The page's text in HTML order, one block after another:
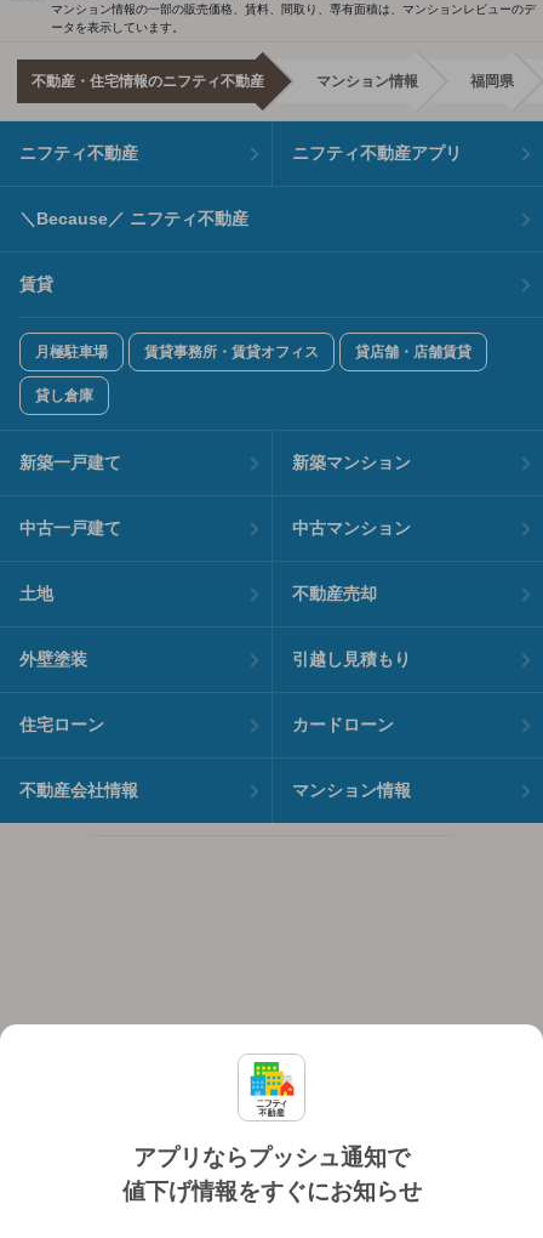
アプリならプッシュ通知で
値下げ情報をすぐにお知らせ
マンション情報の一部の販売価格、賃料、間取り、専有面積は、マンションレビューのデ
ータを表示しています。
不動産・住宅情報のニフティ不動産 マンション情報 福岡県
ニフティ不動産 ニフティ不動産アプリ
＼Because／ ニフティ不動産
賃貸
月極駐車場 賃貸事務所・賃貸オフィス 貸店舗・店舗賃貸
貸し倉庫
新築一戸建て 新築マンション
中古一戸建て 中古マンション
土地 不動産売却
外壁塗装 引越し見積もり
住宅ローン カードローン
不動産会社情報 マンション情報
個人情報保護ポリシー 利用規約